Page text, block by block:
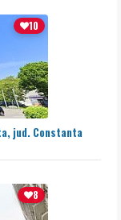
10
jud. Constanta
8